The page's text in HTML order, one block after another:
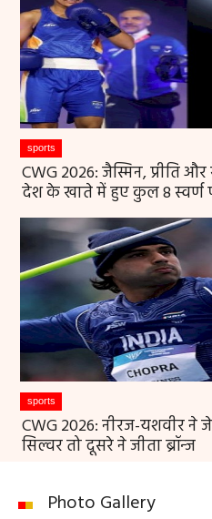
sports
CWG 2026: जैस्मिन, प्रीति
देश के खाते में हुए कुल 8
sports
CWG 2026: नीरज-यशवीर ने
सिल्वर तो दूसरे ने जीता ब्रॉन्ज
Photo Gallery